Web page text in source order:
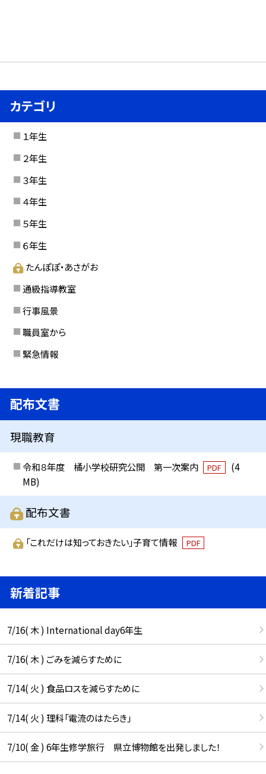
カテゴリ
１年生
２年生
３年生
４年生
５年生
６年生
たんぽぽ・あさがお
通級指導教室
行事風景
職員室から
緊急情報
配布文書
現職教育
令和８年度 橘小学校研究公開 第一次案内 PDF
(4
MB)
配布文書
「これだけは知っておきたい」子育て情報 PDF
新着記事
7/16( 木 ) International day6年生
7/16( 木 ) ごみを減らすために
7/14( 火 ) 食品ロスを減らすために
7/14( 火 ) 理科「電流のはたらき」
7/10( 金 ) 6年生修学旅行 県立博物館を出発しました！